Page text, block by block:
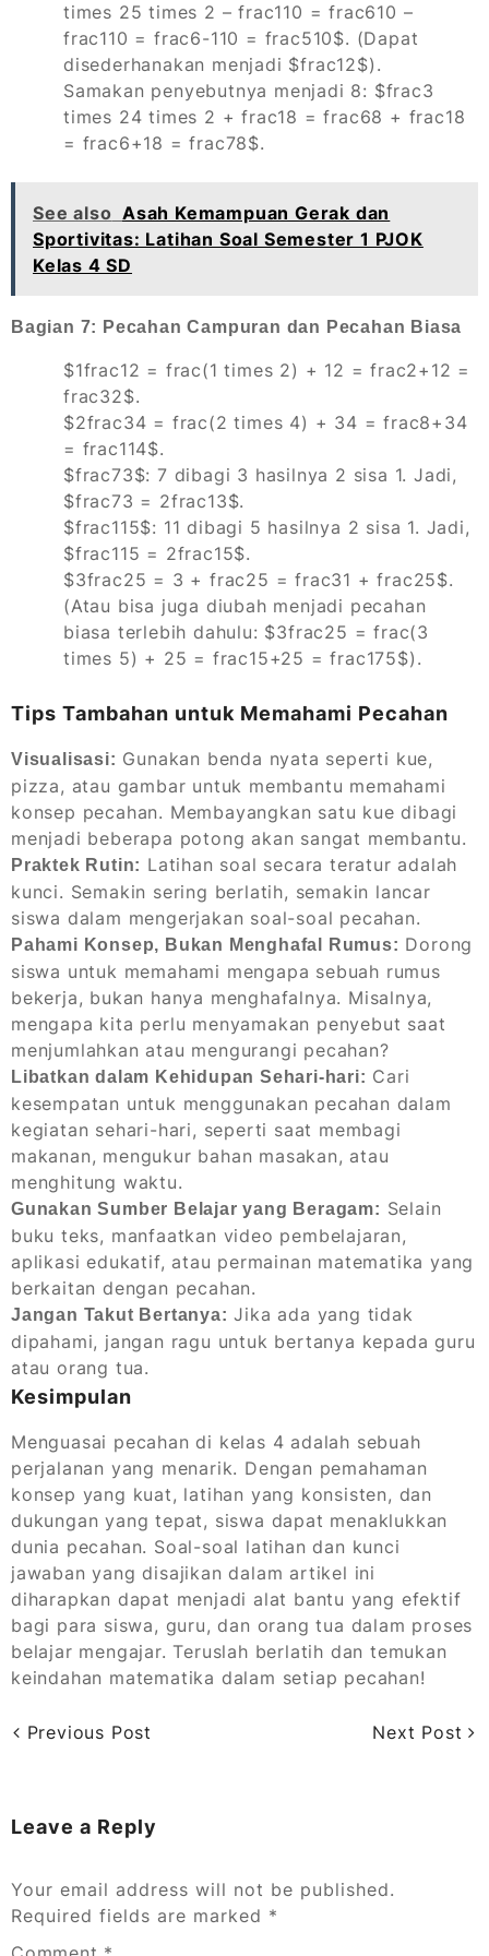
times 25 times 2 – frac110 = frac610 –
frac110 = frac6-110 = frac510$. (Dapat
disederhanakan menjadi $frac12$).
Samakan penyebutnya menjadi 8: $frac3
times 24 times 2 + frac18 = frac68 + frac18
= frac6+18 = frac78$.
See also Asah Kemampuan Gerak dan
Sportivitas: Latihan Soal Semester 1 PJOK
Kelas 4 SD
Bagian 7: Pecahan Campuran dan Pecahan Biasa
$1frac12 = frac(1 times 2) + 12 = frac2+12 =
frac32$.
$2frac34 = frac(2 times 4) + 34 = frac8+34
= frac114$.
$frac73$: 7 dibagi 3 hasilnya 2 sisa 1. Jadi,
$frac73 = 2frac13$.
$frac115$: 11 dibagi 5 hasilnya 2 sisa 1. Jadi,
$frac115 = 2frac15$.
$3frac25 = 3 + frac25 = frac31 + frac25$.
(Atau bisa juga diubah menjadi pecahan
biasa terlebih dahulu: $3frac25 = frac(3
times 5) + 25 = frac15+25 = frac175$).
Tips Tambahan untuk Memahami Pecahan
Visualisasi: Gunakan benda nyata seperti kue,
pizza, atau gambar untuk membantu memahami
konsep pecahan. Membayangkan satu kue dibagi
menjadi beberapa potong akan sangat membantu.
Praktek Rutin: Latihan soal secara teratur adalah
kunci. Semakin sering berlatih, semakin lancar
siswa dalam mengerjakan soal-soal pecahan.
Pahami Konsep, Bukan Menghafal Rumus: Dorong
siswa untuk memahami mengapa sebuah rumus
bekerja, bukan hanya menghafalnya. Misalnya,
mengapa kita perlu menyamakan penyebut saat
menjumlahkan atau mengurangi pecahan?
Libatkan dalam Kehidupan Sehari-hari: Cari
kesempatan untuk menggunakan pecahan dalam
kegiatan sehari-hari, seperti saat membagi
makanan, mengukur bahan masakan, atau
menghitung waktu.
Gunakan Sumber Belajar yang Beragam: Selain
buku teks, manfaatkan video pembelajaran,
aplikasi edukatif, atau permainan matematika yang
berkaitan dengan pecahan.
Jangan Takut Bertanya: Jika ada yang tidak
dipahami, jangan ragu untuk bertanya kepada guru
atau orang tua.
Kesimpulan
Menguasai pecahan di kelas 4 adalah sebuah
perjalanan yang menarik. Dengan pemahaman
konsep yang kuat, latihan yang konsisten, dan
dukungan yang tepat, siswa dapat menaklukkan
dunia pecahan. Soal-soal latihan dan kunci
jawaban yang disajikan dalam artikel ini
diharapkan dapat menjadi alat bantu yang efektif
bagi para siswa, guru, dan orang tua dalam proses
belajar mengajar. Teruslah berlatih dan temukan
keindahan matematika dalam setiap pecahan!
Previous Post Next Post
Leave a Reply
Your email address will not be published.
Required fields are marked *